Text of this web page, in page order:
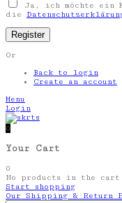
Ja, ich möchte ein
die
Or
Back to login
Create an account
Menu
Login
0
Your Cart
0
No products in the cart.
Start shopping
Our Shipping & Return